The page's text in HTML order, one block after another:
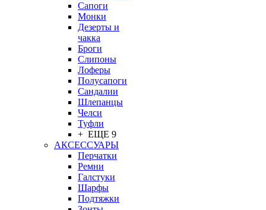
Сапоги
Монки
Дезерты и
чакка
Броги
Слипоны
Лоферы
Полусапоги
Сандалии
Шлепанцы
Челси
Туфли
+ ЕЩЕ 9
АКСЕССУАРЫ
Перчатки
Ремни
Галстуки
Шарфы
Подтяжки